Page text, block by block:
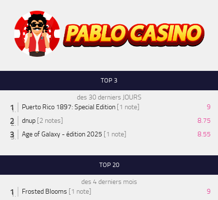
TOP 3
des 30 derniers JOURS
Puerto Rico 1897: Special Edition [1 note]
9
dnup [2 notes]
8.75
Age of Galaxy - édition 2025 [1 note] 8.55
TOP 20
des 4 derniers mois
Frosted Blooms [1 note]
9